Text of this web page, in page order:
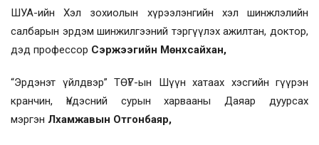
ШУА-ийн Хэл зохиолын хүрээлэнгийн хэл шинжлэлийн
салбарын эрдэм шинжилгээний тэргүүлэх ажилтан, доктор,
дэд профессор Сэржээгийн Мөнхсайхан,
“Эрдэнэт үйлдвэр” ТӨҮГ-ын Шүүн хатаах хэсгийн гүүрэн
кранчин, Үндэсний сурын харвааны Даяар дуурсах
мэргэн Лхамжавын Отгонбаяр,